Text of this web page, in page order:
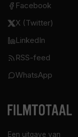
Een uitgave van
Facebook
X (Twitter)
LinkedIn
RSS-feed
WhatsApp